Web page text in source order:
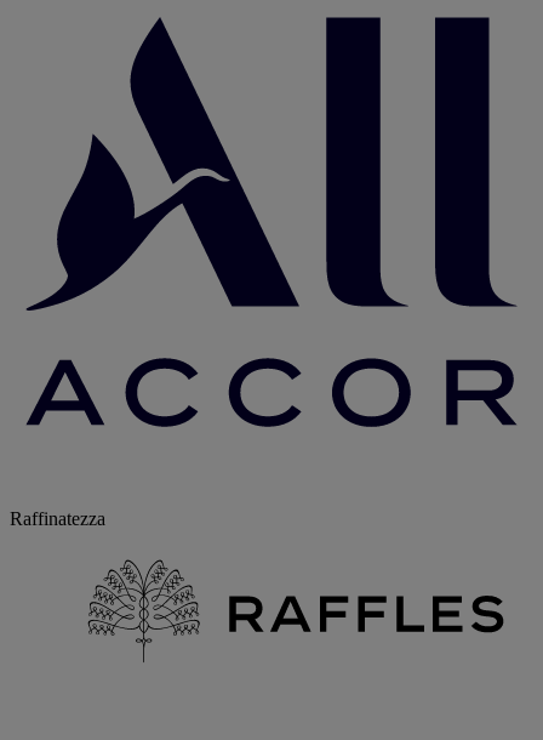
Raffinatezza